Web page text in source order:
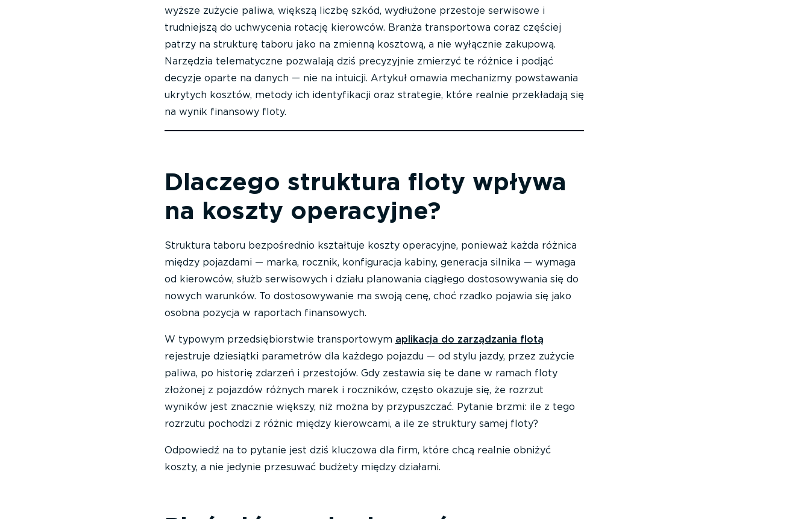
wyższe zużycie paliwa, większą liczbę szkód, wydłużone przestoje serwisowe i
trudniejszą do uchwycenia rotację kierowców. Branża transportowa coraz częściej
patrzy na strukturę taboru jako na zmienną kosztową, a nie wyłącznie zakupową.
Narzędzia telematyczne pozwalają dziś precyzyjnie zmierzyć te różnice i podjąć
decyzje oparte na danych — nie na intuicji. Artykuł omawia mechanizmy powstawania
ukrytych kosztów, metody ich identyfikacji oraz strategie, które realnie przekładają się
na wynik finansowy floty.
Dlaczego struktura floty wpływa
na koszty operacyjne?
Struktura taboru bezpośrednio kształtuje koszty operacyjne, ponieważ każda różnica
między pojazdami — marka, rocznik, konfiguracja kabiny, generacja silnika — wymaga
od kierowców, służb serwisowych i działu planowania ciągłego dostosowywania się do
nowych warunków. To dostosowywanie ma swoją cenę, choć rzadko pojawia się jako
osobna pozycja w raportach finansowych.
W typowym przedsiębiorstwie transportowym aplikacja do zarządzania flotą
rejestruje dziesiątki parametrów dla każdego pojazdu — od stylu jazdy, przez zużycie
paliwa, po historię zdarzeń i przestojów. Gdy zestawia się te dane w ramach floty
złożonej z pojazdów różnych marek i roczników, często okazuje się, że rozrzut
wyników jest znacznie większy, niż można by przypuszczać. Pytanie brzmi: ile z tego
rozrzutu pochodzi z różnic między kierowcami, a ile ze struktury samej floty?
Odpowiedź na to pytanie jest dziś kluczowa dla firm, które chcą realnie obniżyć
koszty, a nie jedynie przesuwać budżety między działami.